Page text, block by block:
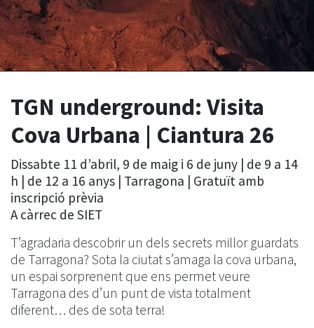
TGN underground: Visita
Cova Urbana | Ciantura 26
Dissabte 11 d’abril, 9 de maig i 6 de juny | de 9 a 14
h | de 12 a 16 anys | Tarragona | Gratuït amb
inscripció prèvia
A càrrec de SIET
T’agradaria descobrir un dels secrets millor guardats
de Tarragona? Sota la ciutat s’amaga la cova urbana,
un espai sorprenent que ens permet veure
Tarragona des d’un punt de vista totalment
diferent… des de sota terra!